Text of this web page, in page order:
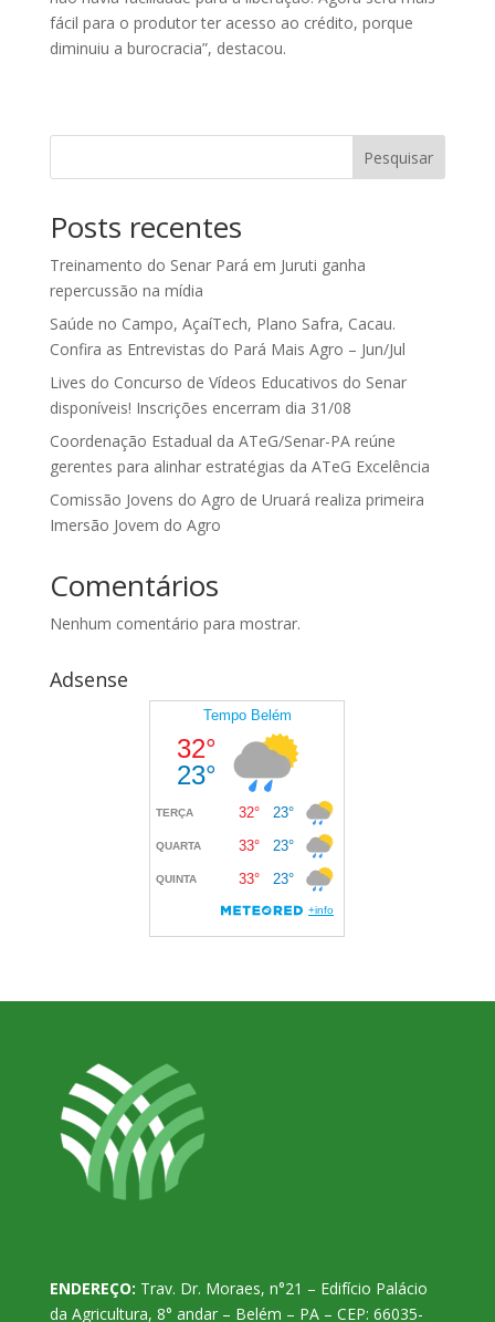
fácil para o produtor ter acesso ao crédito, porque
diminuiu a burocracia”, destacou.
Pesquisar
Posts recentes
Treinamento do Senar Pará em Juruti ganha
repercussão na mídia
Saúde no Campo, AçaíTech, Plano Safra, Cacau.
Confira as Entrevistas do Pará Mais Agro – Jun/Jul
Lives do Concurso de Vídeos Educativos do Senar
disponíveis! Inscrições encerram dia 31/08
Coordenação Estadual da ATeG/Senar-PA reúne
gerentes para alinhar estratégias da ATeG Excelência
Comissão Jovens do Agro de Uruará realiza primeira
Imersão Jovem do Agro
Comentários
Nenhum comentário para mostrar.
Adsense
ENDEREÇO: Trav. Dr. Moraes, n°21 – Edifício Palácio
da Agricultura, 8° andar – Belém – PA – CEP: 66035-